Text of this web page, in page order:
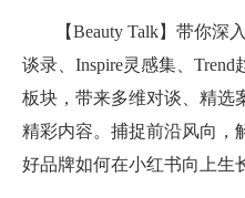
【Beauty Talk】带你
谈录、Inspire灵感集、Trend
板块，带来多维对谈、精选
精彩内容。捕捉前沿风向，
好品牌如何在小红书向上生